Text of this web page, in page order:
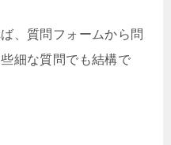
、質問フォームから問
細な質問でも結構で